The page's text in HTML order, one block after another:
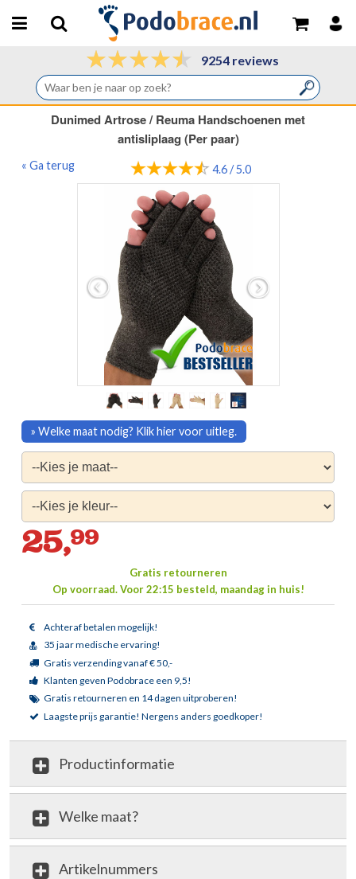
9254 reviews
Dunimed Artrose / Reuma Handschoenen met
antisliplaag (Per paar)
« Ga terug 4.6 / 5.0
25,99
Gratis retourneren
Op voorraad.Voor 22:15 besteld, maandag in huis!
Achteraf betalen mogelijk!
35 jaar medische ervaring!
Gratis verzending vanaf € 50,-
Klanten geven Podobrace een 9,5!
Gratis retourneren en 14 dagen uitproberen!
Laagste prijs garantie! Nergens anders goedkoper!
» Welke maat nodig? Klik hier voor uitleg.
Productinformatie
Welke maat?
Artikelnummers